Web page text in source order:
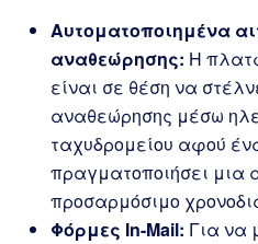
Αυτοματοποιημένα
αναθεώρησης: Η
είναι σε θέση να
αναθεώρησης μέσω
ταχυδρομείου αφού
πραγματοποιήσει μια
προσαρμόσιμο
Φόρμες In-Mail: Για να